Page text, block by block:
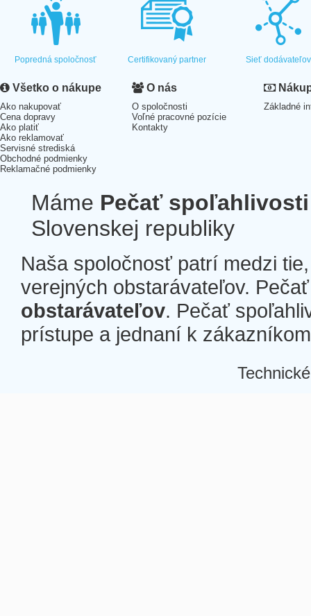
Popredná spoločnosť Certifikovaný partner Sieť dodávateľov
Všetko o nákupe
Ako nakupovať
Cena dopravy
Ako platiť
Ako reklamovať
Servisné strediská
Obchodné podmienky
Reklamačné podmienky
O nás
O spoločnosti
Voľné pracovné pozície
Kontakty
Základné
Máme Pečať spoľahlivosti
Slovenskej republiky
Naša spoločnosť patrí medzi
verejných obstarávateľov.
obstarávateľov. Pečať
prístupe a jednaní k